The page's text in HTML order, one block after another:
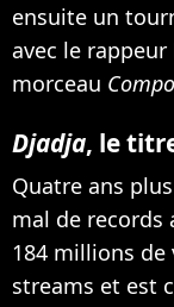
ensuite un
avec le
morceau
Djadja, le
Quatre ans
mal de records
184 millions de
streams et est